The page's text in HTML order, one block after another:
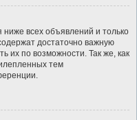
всех объявлений и только
достаточно важную
их по возможности. Так же, как
тем